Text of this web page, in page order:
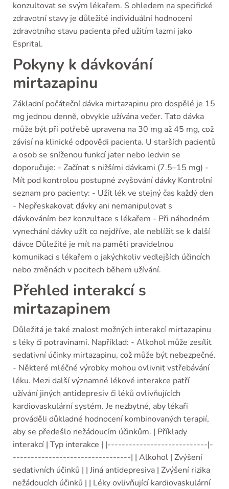
konzultovat se svým lékařem. S ohledem na specifické
zdravotní stavy je důležité individuální hodnocení
zdravotního stavu pacienta před užitím lazmi jako
Esprital.
Pokyny k dávkování
mirtazapinu
Základní počáteční dávka mirtazapinu pro dospělé je 15
mg jednou denně, obvykle užívána večer. Tato dávka
může být při potřebě upravena na 30 mg až 45 mg, což
závisí na klinické odpovědi pacienta. U starších pacientů
a osob se sníženou funkcí jater nebo ledvin se
doporučuje: - Začínat s nižšími dávkami (7.5–15 mg) -
Mít pod kontrolou postupné zvyšování dávky Kontrolní
seznam pro pacienty: - Užít lék ve stejný čas každý den
- Nepřeskakovat dávky ani nemanipulovat s
dávkováním bez konzultace s lékařem - Při náhodném
vynechání dávky užít co nejdříve, ale neblížit se k další
dávce Důležité je mít na paměti pravidelnou
komunikaci s lékařem o jakýchkoliv vedlejších účincích
nebo změnách v pocitech během užívání.
Přehled interakcí s
mirtazapinem
Důležitá je také znalost možných interakcí mirtazapinu
s léky či potravinami. Například: - Alkohol může zesílit
sedativní účinky mirtazapinu, což může být nebezpečné.
- Některé mléčné výrobky mohou ovlivnit vstřebávání
léku. Mezi další významné lékové interakce patří
užívání jiných antidepresiv či léků ovlivňujících
kardiovaskulární systém. Je nezbytné, aby lékaři
prováděli důkladné hodnocení kombinovaných terapií,
aby se předešlo nežádoucím účinkům. | Příklady
interakcí | Typ interakce | |----------------------------|-
---------------------------------| | Alkohol | Zvýšení
sedativních účinků | | Jiná antidepresiva | Zvýšení rizika
nežádoucích účinků | | Léky ovlivňující kardiovaskulární